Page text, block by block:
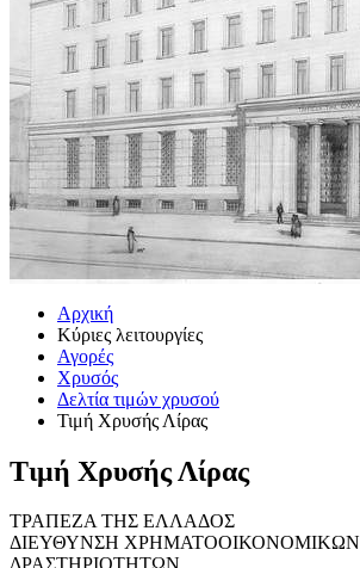
Αρχική
Κύριες λειτουργίες
Αγορές
Χρυσός
Δελτία τιμών χρυσού
Τιμή Χρυσής Λίρας
Τιμή Χρυσής Λίρας
ΤΡΑΠΕΖΑ ΤΗΣ ΕΛΛΑΔΟΣ
ΔΙΕΥΘΥΝΣΗ ΧΡΗΜΑΤΟΟΙΚΟΝΟΜΙΚΩΝ